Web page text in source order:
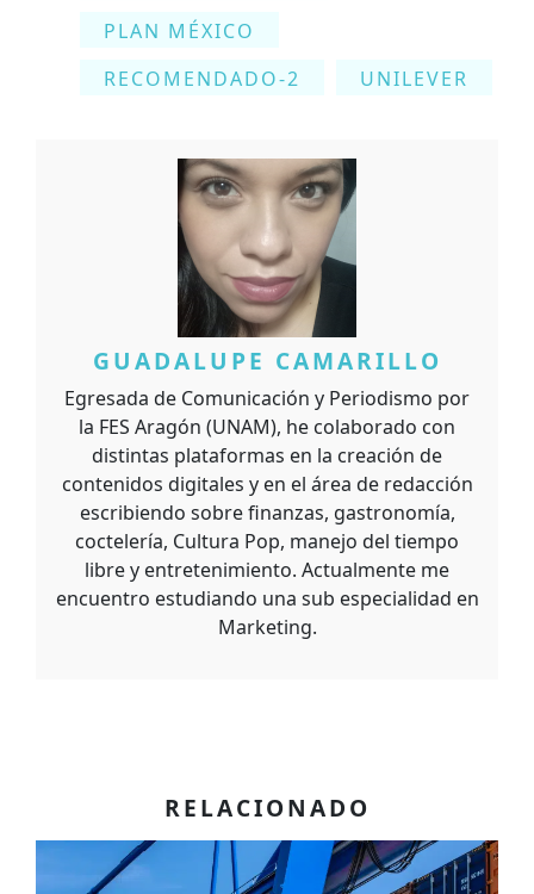
PLAN MÉXICO
RECOMENDADO-2
UNILEVER
GUADALUPE CAMARILLO
Egresada de Comunicación y Periodismo por
la FES Aragón (UNAM), he colaborado con
distintas plataformas en la creación de
contenidos digitales y en el área de redacción
escribiendo sobre finanzas, gastronomía,
coctelería, Cultura Pop, manejo del tiempo
libre y entretenimiento. Actualmente me
encuentro estudiando una sub especialidad en
Marketing.
RELACIONADO